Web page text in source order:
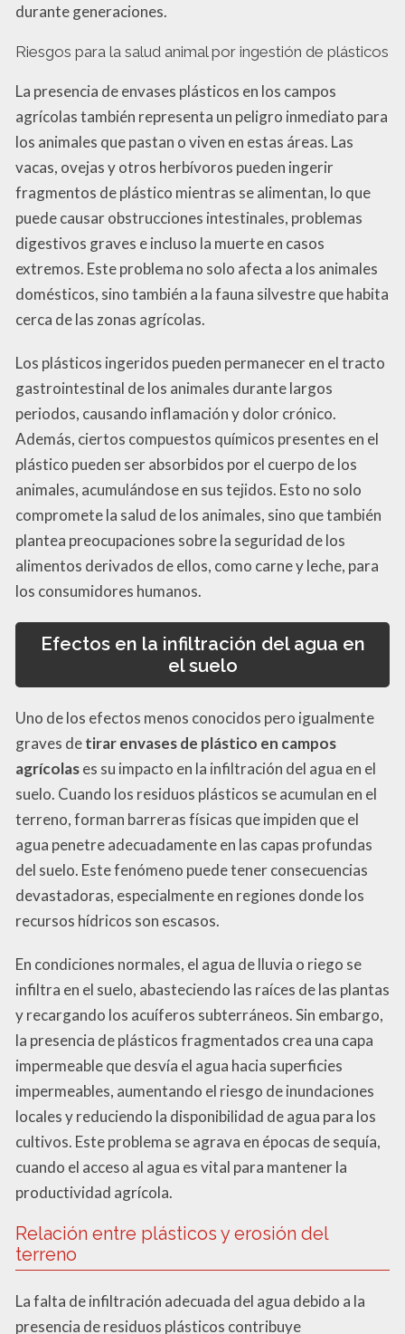
durante generaciones.
Riesgos para la salud animal por ingestión de plásticos
La presencia de envases plásticos en los campos
agrícolas también representa un peligro inmediato para
los animales que pastan o viven en estas áreas. Las
vacas, ovejas y otros herbívoros pueden ingerir
fragmentos de plástico mientras se alimentan, lo que
puede causar obstrucciones intestinales, problemas
digestivos graves e incluso la muerte en casos
extremos. Este problema no solo afecta a los animales
domésticos, sino también a la fauna silvestre que habita
cerca de las zonas agrícolas.
Los plásticos ingeridos pueden permanecer en el tracto
gastrointestinal de los animales durante largos
periodos, causando inflamación y dolor crónico.
Además, ciertos compuestos químicos presentes en el
plástico pueden ser absorbidos por el cuerpo de los
animales, acumulándose en sus tejidos. Esto no solo
compromete la salud de los animales, sino que también
plantea preocupaciones sobre la seguridad de los
alimentos derivados de ellos, como carne y leche, para
los consumidores humanos.
Efectos en la infiltración del agua en
el suelo
Uno de los efectos menos conocidos pero igualmente
graves detirar envases de plástico en campos
agrícolases su impacto en la infiltración del agua en el
suelo. Cuando los residuos plásticos se acumulan en el
terreno, forman barreras físicas que impiden que el
agua penetre adecuadamente en las capas profundas
del suelo. Este fenómeno puede tener consecuencias
devastadoras, especialmente en regiones donde los
recursos hídricos son escasos.
En condiciones normales, el agua de lluvia o riego se
infiltra en el suelo, abasteciendo las raíces de las plantas
y recargando los acuíferos subterráneos. Sin embargo,
la presencia de plásticos fragmentados crea una capa
impermeable que desvía el agua hacia superficies
impermeables, aumentando el riesgo de inundaciones
locales y reduciendo la disponibilidad de agua para los
cultivos. Este problema se agrava en épocas de sequía,
cuando el acceso al agua es vital para mantener la
productividad agrícola.
Relación entre plásticos y erosión del
terreno
La falta de infiltración adecuada del agua debido a la
presencia de residuos plásticos contribuye